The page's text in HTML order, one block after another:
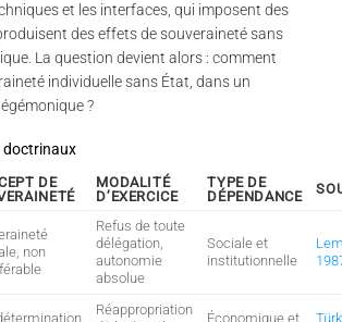
et les interfaces, qui imposent des
des effets de souveraineté sans
La question devient alors : comment
individuelle sans État, dans un
?
doctrinaux
DE
MODALITÉ
D’EXERCICE
TYPE DE
DÉPENDANCE
non
Refus de toute
délégation,
autonomie
absolue
Sociale et
institutionnelle
Réappropriation
Économique et